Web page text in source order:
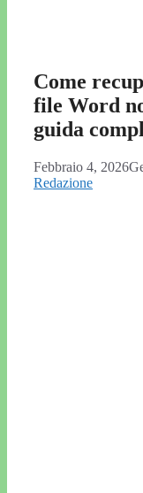
Come
file Word
guida
Febbraio 4, 2026
Redazione